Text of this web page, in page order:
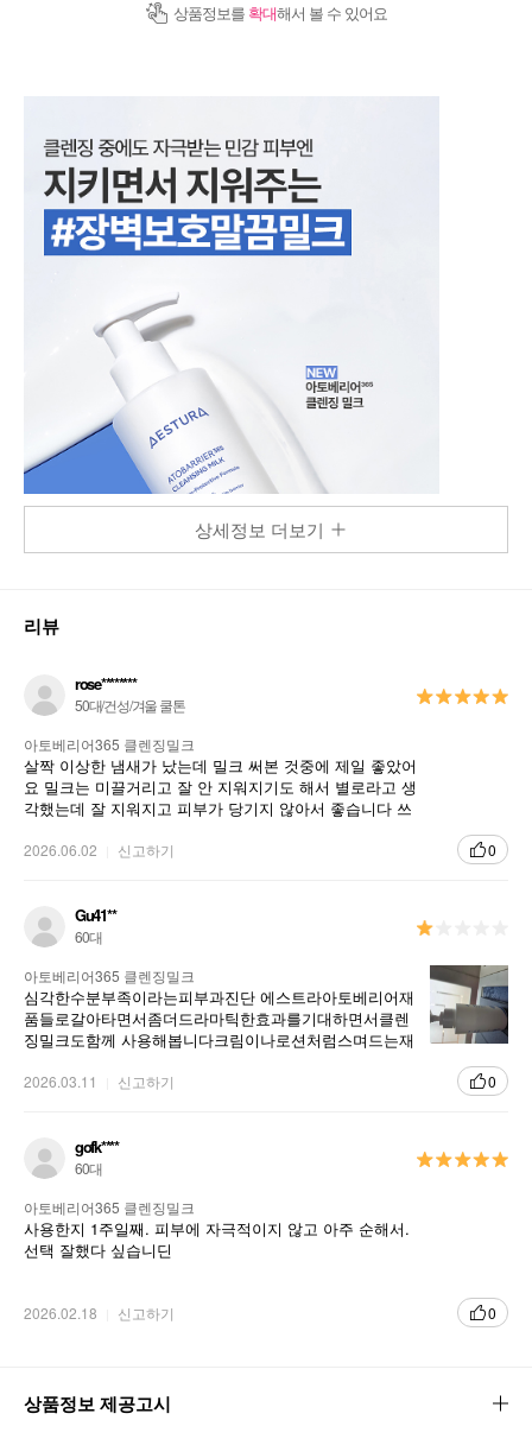
상품정보를 확대해서 볼 수 있어요
상세정보 더보기
리뷰
rose********
50대/건성/겨울 쿨톤
아토베리어365 클렌징밀크
살짝 이상한 냄새가 났는데 밀크 써본 것중에 제일 좋았어
요 밀크는 미끌거리고 잘 안 지워지기도 해서 별로라고 생
각했는데 잘 지워지고 피부가 당기지 않아서 좋습니다 쓰
2026.06.02 신고하기 0
Gu41**
60대
아토베리어365 클렌징밀크
심각한수분부족이라는피부과진단 에스트라아토베리어재
품들로갈아타면서좀더드라마틱한효과를기대하면서클렌
징밀크도함께 사용해봅니다크림이나로션처럼스며드는재
희망을가지꾸준하게사용합니다
2026.03.11 신고하기 0
gofk****
60대
아토베리어365 클렌징밀크
사용한지 1주일째. 피부에 자극적이지 않고 아주 순해서.
선택 잘했다 싶습니딘
2026.02.18 신고하기 0
상품정보 제공고시